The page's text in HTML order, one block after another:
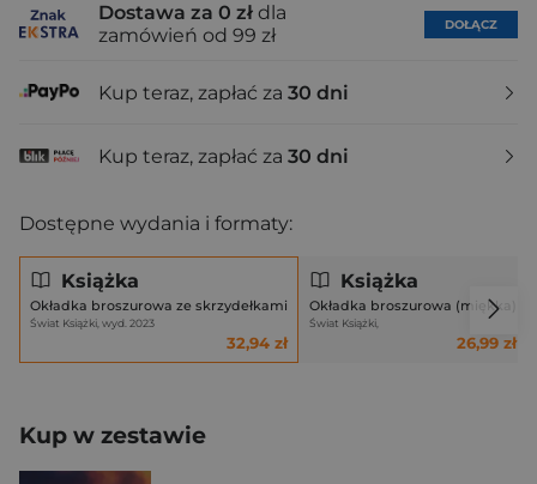
Dostawa za 0 zł dla
zamówień od 99 zł
DOŁĄCZ
Kup teraz, zapłać za 30 dni
Kup teraz, zapłać za 30 dni
Dostępne wydania i formaty:
Książka
Okładka broszurowa ze skrzydełkami
Świat Książki, wyd. 2023
32,94 zł
Książka
Okładka broszurowa (miękka)
Świat Książki,
26,99 zł
Kup w zestawie